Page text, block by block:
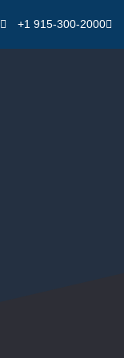
+1 915-300-2000